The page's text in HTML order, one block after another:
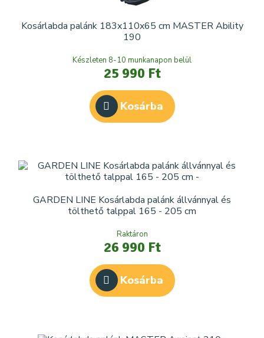
Kosárlabda palánk 183x110x65 cm MASTER Ability
190
Készleten 8-10 munkanapon belül
25 990 Ft
Kosárba
GARDEN LINE Kosárlabda palánk állvánnyal és
tölthető talppal 165 - 205 cm
Raktáron
26 990 Ft
Kosárba